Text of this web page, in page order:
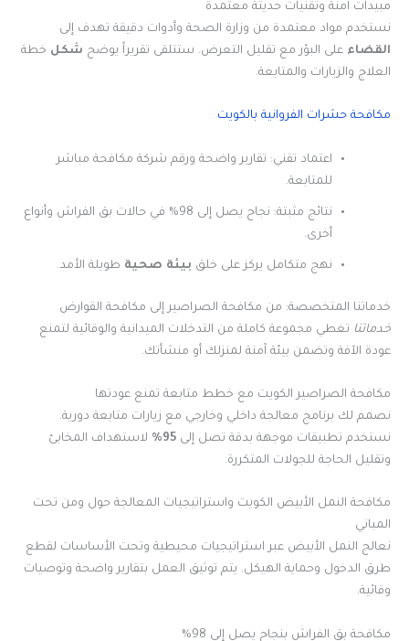
مبيدات آمنة وتقنيات حديثة معتمدة
نستخدم مواد معتمدة من وزارة الصحة وأدوات دقيقة تهدف إلى
القضاء على البؤر مع تقليل التعرض. ستتلقى تقريراً يوضح شكل خطة
العلاج والزيارات والمتابعة.
مكافحة حشرات الفروانية بالكويت
اعتماد تقني: تقارير واضحة ورقم شركة مكافحة مباشر
للمتابعة.
نتائج مثبتة: نجاح يصل إلى 98% في حالات بق الفراش وأنواع
أخرى.
نهج متكامل يركز على خلق بيئة صحية طويلة الأمد.
خدماتنا المتخصصة: من مكافحة الصراصير إلى مكافحة القوارض
خدماتنا تغطي مجموعة كاملة من التدخلات الميدانية والوقائية لتمنع
عودة الآفة وتضمن بيئة آمنة لمنزلك أو منشأتك.
مكافحة الصراصير الكويت مع خطط متابعة تمنع عودتها
نصمم لك برنامج معالجة داخلي وخارجي مع زيارات متابعة دورية.
نستخدم تطبيقات موجهة بدقة تصل إلى 95%
لاستهداف المخابئ
وتقليل الحاجة للجولات المتكررة.
مكافحة النمل الأبيض الكويت واستراتيجيات المعالجة حول ومن تحت
المباني
نعالج النمل الأبيض عبر استراتيجيات محيطية وتحت الأساسات لقطع
طرق الدخول وحماية الهيكل. يتم توثيق العمل بتقارير واضحة وتوصيات
وقائية.
مكافحة بق الفراش بنجاح يصل إلى 98%